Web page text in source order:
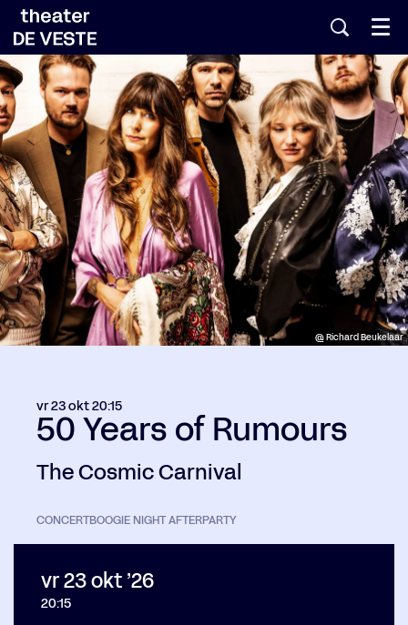
Menu
@ Richard Beukelaar
50 Years of Rumours
The Cosmic Carnival
vr 23 okt20:15
CONCERTBOOGIE NIGHT AFTERPARTY
vr 23 okt ’26
20:15